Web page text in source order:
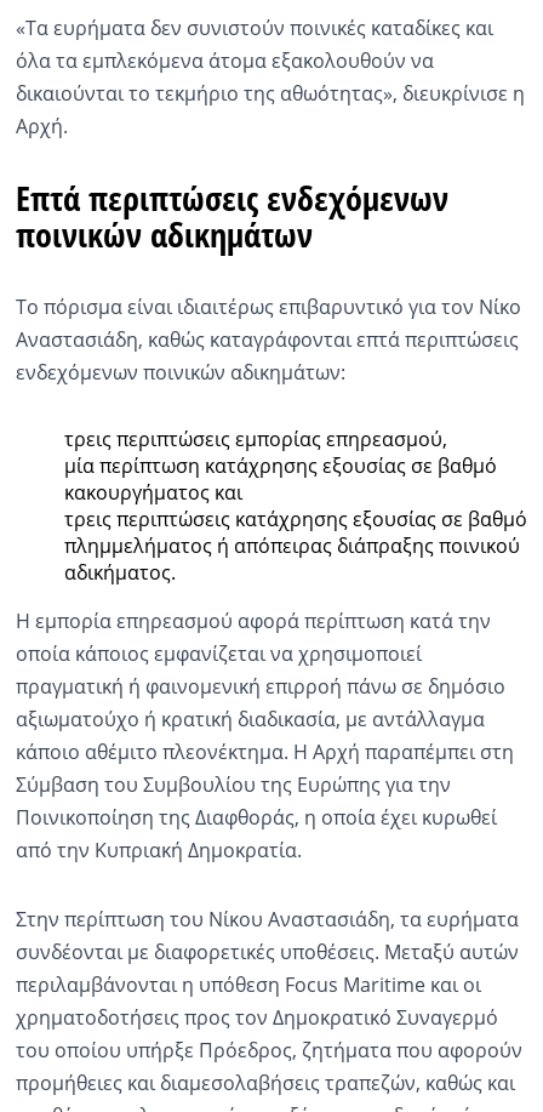
«Τα ευρήματα δεν συνιστούν ποινικές καταδίκες και
όλα τα εμπλεκόμενα άτομα εξακολουθούν να
δικαιούνται το τεκμήριο της αθωότητας», διευκρίνισε η
Αρχή.
Επτά περιπτώσεις ενδεχόμενων
ποινικών αδικημάτων
Το πόρισμα είναι ιδιαιτέρως επιβαρυντικό για τον Νίκο
Αναστασιάδη, καθώς καταγράφονται επτά περιπτώσεις
ενδεχόμενων ποινικών αδικημάτων:
τρεις περιπτώσεις εμπορίας επηρεασμού,
μία περίπτωση κατάχρησης εξουσίας σε βαθμό
κακουργήματος και
τρεις περιπτώσεις κατάχρησης εξουσίας σε βαθμό
πλημμελήματος ή απόπειρας διάπραξης ποινικού
αδικήματος.
Η εμπορία επηρεασμού αφορά περίπτωση κατά την
οποία κάποιος εμφανίζεται να χρησιμοποιεί
πραγματική ή φαινομενική επιρροή πάνω σε δημόσιο
αξιωματούχο ή κρατική διαδικασία, με αντάλλαγμα
κάποιο αθέμιτο πλεονέκτημα. Η Αρχή παραπέμπει στη
Σύμβαση του Συμβουλίου της Ευρώπης για την
Ποινικοποίηση της Διαφθοράς, η οποία έχει κυρωθεί
από την Κυπριακή Δημοκρατία.
Στην περίπτωση του Νίκου Αναστασιάδη, τα ευρήματα
συνδέονται με διαφορετικές υποθέσεις. Μεταξύ αυτών
περιλαμβάνονται η υπόθεση Focus Maritime και οι
χρηματοδοτήσεις προς τον Δημοκρατικό Συναγερμό
του οποίου υπήρξε Πρόεδρος, ζητήματα που αφορούν
προμήθειες και διαμεσολαβήσεις τραπεζών, καθώς και